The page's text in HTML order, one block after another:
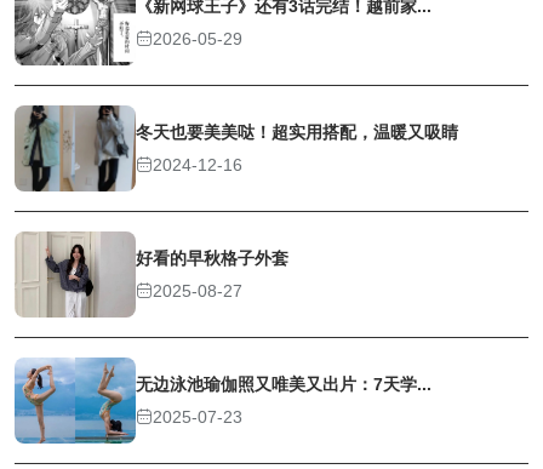
《新网球王子》还有3话完结！越前家...
2026-05-29
冬天也要美美哒！超实用搭配，温暖又吸睛
2024-12-16
好看的早秋格子外套
2025-08-27
无边泳池瑜伽照又唯美又出片：7天学...
2025-07-23